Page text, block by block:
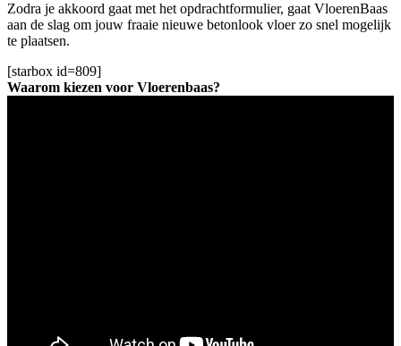
Zodra je akkoord gaat met het opdrachtformulier, gaat VloerenBaas
aan de slag om jouw fraaie nieuwe betonlook vloer zo snel mogelijk
te plaatsen.
[starbox id=809]
Waarom kiezen voor Vloerenbaas?